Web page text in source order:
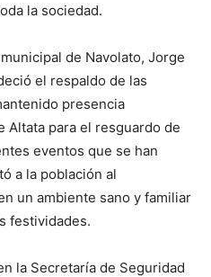
la sociedad.
de Navolato, Jorge
el respaldo de las
presencia
Altata para el resguardo de
eventos que se han
a la población al
un ambiente sano y familiar
festividades.
la Secretaría de Seguridad